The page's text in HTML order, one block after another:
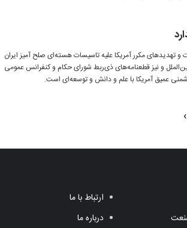
و تهدیدهای مکرر آمریکا علیه تاسیسات هسته‌ای صلح آمیز ایران
و نیز قطعنامه‌های ذی‌ربط شورای حکام و کنفرانس عمومی
عمیق آمریکا با علم و دانش و توسعه‌ای است.
›
ارتباط با ما
درباره ما